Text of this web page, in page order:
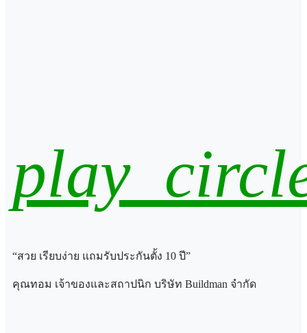
“สวย เรียบง่าย แถมรับประกันตั้ง 10 ปี”
คุณทอม เจ้าของและสถาปนิก บริษัท Buildman จำกัด